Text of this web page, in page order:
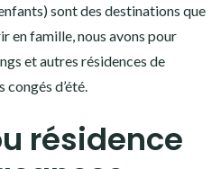
sont des destinations que
en famille, nous avons pour
et autres résidences de
d’été.
résidence